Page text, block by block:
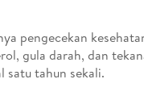
pengecekan
gula darah, dan
satu tahun sekali.